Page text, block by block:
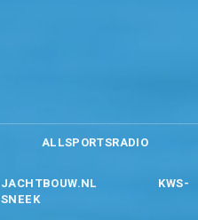
ALLSPORTSRADIO
JACHTBOUW.NL
KWS-
SNEEK